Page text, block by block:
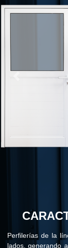
Perfilerías de la
lados, generando